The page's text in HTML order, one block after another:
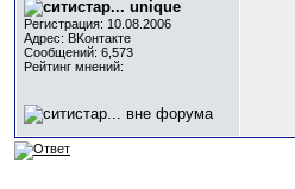
Регистрация: 10.08.2006
Адрес: BKонтактe
Сообщений: 6,573
Рейтинг мнений: